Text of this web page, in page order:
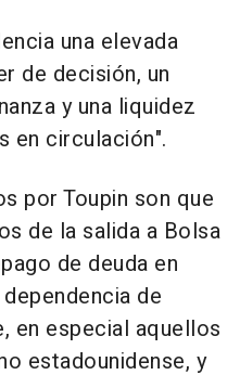
una elevada
de decisión, un
y una liquidez
en circulación".
por Toupin son que
de la salida a Bolsa
de deuda en
de
en especial aquellos
estadounidense, y